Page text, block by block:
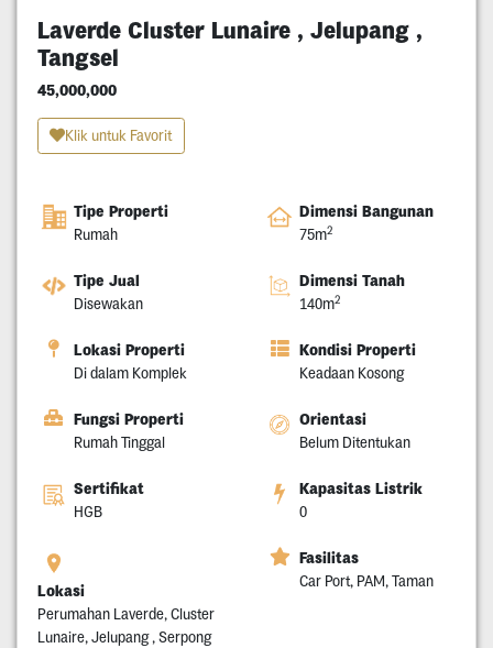
Laverde Cluster Lunaire , Jelupang ,
Tangsel
45,000,000
Klik untuk Favorit
Tipe Properti
Rumah
Dimensi Bangunan
75m2
Tipe Jual
Disewakan
Dimensi Tanah
140m2
Lokasi Properti
Di dalam Komplek
Kondisi Properti
Keadaan Kosong
Fungsi Properti
Rumah Tinggal
Orientasi
Belum Ditentukan
Sertifikat
HGB
Kapasitas Listrik
0
Lokasi
Perumahan Laverde, Cluster
Lunaire, Jelupang , Serpong
Fasilitas
Car Port, PAM, Taman